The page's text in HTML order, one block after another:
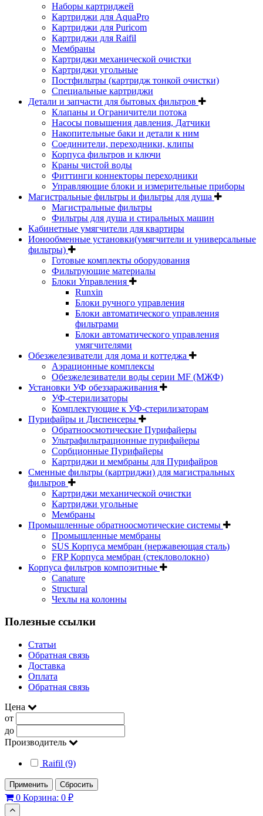
Наборы картриджей
Картриджи для AquaPro
Картриджи для Puricom
Картриджи для Raifil
Мембраны
Картриджи механической очистки
Картриджи угольные
Постфильтры (картридж тонкой очистки)
Специальные картриджи
Детали и запчасти для бытовых фильтров
Клапаны и Ограничители потока
Насосы повышения давления, Датчики
Накопительные баки и детали к ним
Соединители, переходники, клипы
Корпуса фильтров и ключи
Краны чистой воды
Фиттинги коннекторы переходники
Управляющие блоки и измерительные приборы
Магистральные фильтры и фильтры для душа
Магистральные фильтры
Фильтры для душа и стиральных машин
Кабинетные умягчители для квартиры
Ионообменные установки(умягчители и универсальные
фильтры)
Готовые комплекты оборудования
Фильтрующие материалы
Блоки Управления
Runxin
Блоки ручного управления
Блоки автоматического управления
фильтрами
Блоки автоматического управления
умягчителями
Обезжелезиватели для дома и коттеджа
Аэрационные комплексы
Обезжелезиватели воды серии MF (МЖФ)
Установки УФ обеззараживания
УФ-стерилизаторы
Комплектующие к УФ-стерилизаторам
Пурифайры и Диспенсеры
Обратноосмотические Пурифайеры
Ультрафильтрационные пурифайеры
Сорбционные Пурифайеры
Картриджи и мембраны для Пурифайров
Сменные фильтры (картриджи) для магистральных
фильтров
Картриджи механической очистки
Картриджи угольные
Мембраны
Промышленные обратноосмотические системы
Промышленные мембраны
SUS Корпуса мембран (нержавеющая сталь)
FRP Корпуса мембран (стекловолокно)
Корпуса фильтров композитные
Canature
Structural
Чехлы на колонны
Полезные ссылки
Статьи
Обратная связь
Доставка
Оплата
Обратная связь
Цена
от
до
Производитель
Raifil (9)
Применить Сбросить
0 Корзина: 0 ₽